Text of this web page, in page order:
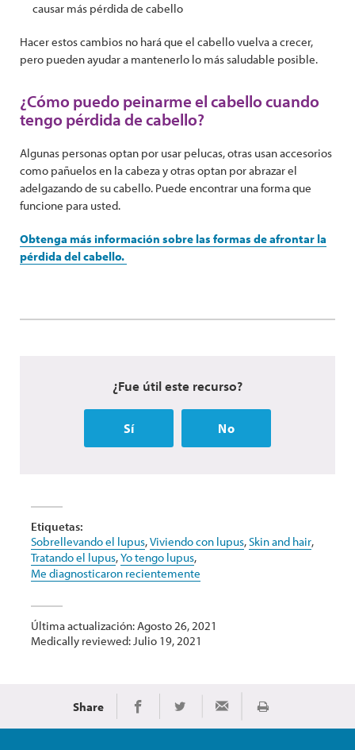
causar más pérdida de cabello
Hacer estos cambios no hará que el cabello vuelva a crecer,
pero pueden ayudar a mantenerlo lo más saludable posible.
¿Cómo puedo peinarme el cabello cuando
tengo pérdida de cabello?
Algunas personas optan por usar pelucas, otras usan accesorios
como pañuelos en la cabeza y otras optan por abrazar el
adelgazando de su cabello. Puede encontrar una forma que
funcione para usted.
Obtenga más información sobre las formas de afrontar la
pérdida del cabello.
¿Fue útil este recurso?
Sí No
Etiquetas:
Sobrellevando el lupus,Viviendo con lupus,Skin and hair,
Tratando el lupus,Yo tengo lupus,
Me diagnosticaron recientemente
Última actualización: Agosto 26, 2021
Medically reviewed: Julio 19, 2021
Share Share on Facebook
Share on TwitterShare via EmailImprimir